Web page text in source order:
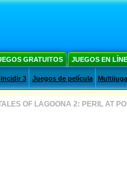
GRATUITOS JUEGOS EN
3 Juegos de película
OF LAGOONA 2: PERIL AT